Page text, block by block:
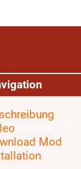
Minecraft
als ZIP
Mod